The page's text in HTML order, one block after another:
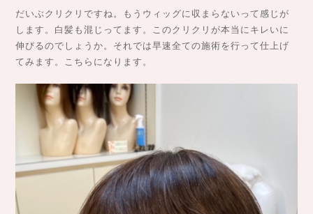
だいぶクリクリですね。もうウィッグに収まらないって感じが
します。白髪も混じってます。このクリクリが本当にキレいに
伸びるのでしょうか。それでは早速全ての施術を行って仕上げ
てみます。こちらになります。